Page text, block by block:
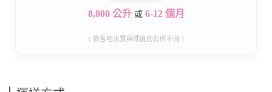
8,000 公升或 6-12 個月
( 依各地水質與硬度而有所不同 )